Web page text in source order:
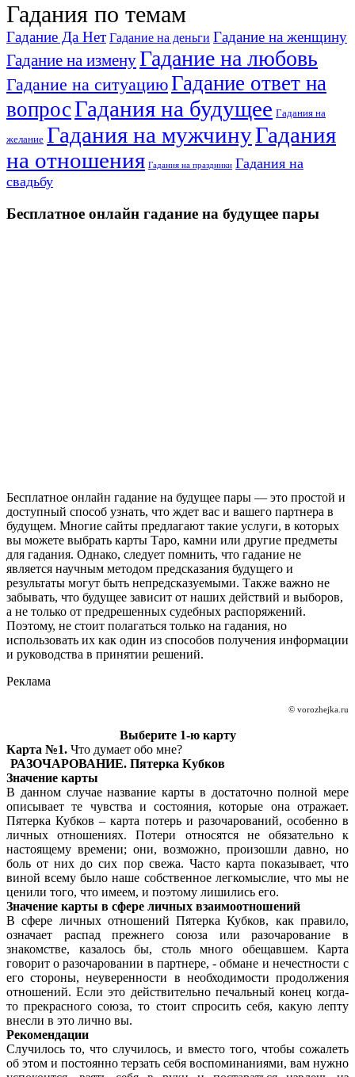
Гадания по темам
Гадание Да Нет Гадание на деньги Гадание на женщину
Гадание на изменуГадание на любовь
Гадание на ситуациюГадание ответ на
вопросГадания на будущее Гадания на
желание Гадания на мужчинуГадания
на отношения Гадания на праздники Гадания на
свадьбу
Бесплатное онлайн гадание на будущее пары
Бесплатное онлайн гадание на будущее пары — это простой и
доступный способ узнать, что ждет вас и вашего партнера в
будущем. Многие сайты предлагают такие услуги, в которых
вы можете выбрать карты Таро, камни или другие предметы
для гадания. Однако, следует помнить, что гадание не
является научным методом предсказания будущего и
результаты могут быть непредсказуемыми. Также важно не
забывать, что будущее зависит от наших действий и выборов,
а не только от предрешенных судебных распоряжений.
Поэтому, не стоит полагаться только на гадания, но
использовать их как один из способов получения информации
и руководства в принятии решений.
Реклама
© vorozhejka.ru
Выберите 1-ю карту
Карта №1. Что думает обо мне?
РАЗОЧАРОВАНИЕ. Пятерка Кубков
Значение карты
В данном случае название карты в достаточно полной мере
описывает те чувства и состояния, которые она отражает.
Пятерка Кубков – карта потерь и разочарований, особенно в
личных отношениях. Потери относятся не обязательно к
настоящему времени; они, возможно, произошли давно, но
боль от них до сих пор свежа. Часто карта показывает, что
виной всему было наше собственное легкомыслие, что мы не
ценили того, что имеем, и поэтому лишились его.
Значение карты в сфере личных взаимоотношений
В сфере личных отношений Пятерка Кубков, как правило,
означает распад прежнего союза или разочарование в
знакомстве, казалось бы, столь много обещавшем. Карта
говорит о разочаровании в партнере, - обмане и нечестности с
его стороны, неуверенности в необходимости продолжения
отношений. Если это действительно печальный конец когда-
то прекрасного союза, то стоит спросить себя, какую лепту
внесли в это лично вы.
Рекомендации
Случилось то, что случилось, и вместо того, чтобы сожалеть
об этом и постоянно терзать себя воспоминаниями, вам нужно